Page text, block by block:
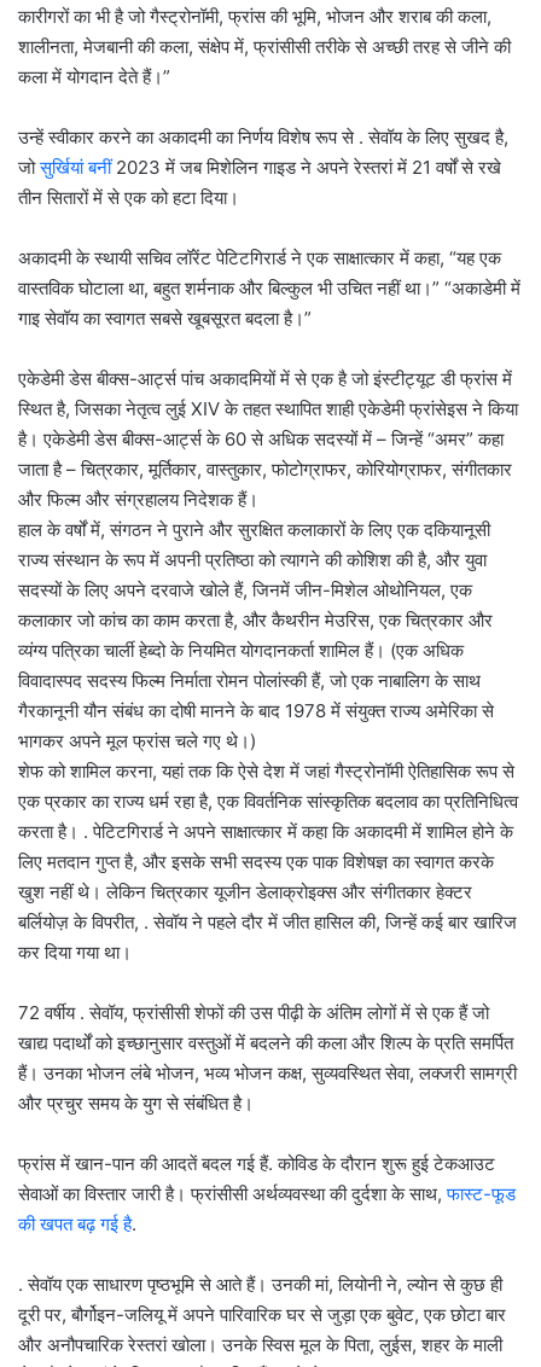
कारीगरों का भी है जो गैस्ट्रोनॉमी, फ्रांस की भूमि, भोजन और शराब की कला,
शालीनता, मेजबानी की कला, संक्षेप में, फ्रांसीसी तरीके से अच्छी तरह से जीने की
कला में योगदान देते हैं।”
उन्हें स्वीकार करने का अकादमी का निर्णय विशेष रूप से . सेवॉय के लिए सुखद है,
जोसुर्खियां बनीं2023 में जब मिशेलिन गाइड ने अपने रेस्तरां में 21 वर्षों से रखे
तीन सितारों में से एक को हटा दिया।
अकादमी के स्थायी सचिव लॉरेंट पेटिटगिरार्ड ने एक साक्षात्कार में कहा, “यह एक
वास्तविक घोटाला था, बहुत शर्मनाक और बिल्कुल भी उचित नहीं था।” “अकाडेमी में
गाइ सेवॉय का स्वागत सबसे खूबसूरत बदला है।”
एकेडेमी डेस बीक्स-आर्ट्स पांच अकादमियों में से एक है जो इंस्टीट्यूट डी फ्रांस में
स्थित है, जिसका नेतृत्व लुई XIV के तहत स्थापित शाही एकेडेमी फ्रांसेइस ने किया
है। एकेडेमी डेस बीक्स-आर्ट्स के 60 से अधिक सदस्यों में – जिन्हें “अमर” कहा
जाता है – चित्रकार, मूर्तिकार, वास्तुकार, फोटोग्राफर, कोरियोग्राफर, संगीतकार
और फिल्म और संग्रहालय निदेशक हैं।
हाल के वर्षों में, संगठन ने पुराने और सुरक्षित कलाकारों के लिए एक दकियानूसी
राज्य संस्थान के रूप में अपनी प्रतिष्ठा को त्यागने की कोशिश की है, और युवा
सदस्यों के लिए अपने दरवाजे खोले हैं, जिनमें जीन-मिशेल ओथोनियल, एक
कलाकार जो कांच का काम करता है, और कैथरीन मेउरिस, एक चित्रकार और
व्यंग्य पत्रिका चार्ली हेब्दो के नियमित योगदानकर्ता शामिल हैं। (एक अधिक
विवादास्पद सदस्य फिल्म निर्माता रोमन पोलांस्की हैं, जो एक नाबालिग के साथ
गैरकानूनी यौन संबंध का दोषी मानने के बाद 1978 में संयुक्त राज्य अमेरिका से
भागकर अपने मूल फ्रांस चले गए थे।)
शेफ को शामिल करना, यहां तक ​​​​कि ऐसे देश में जहां गैस्ट्रोनॉमी ऐतिहासिक रूप से
एक प्रकार का राज्य धर्म रहा है, एक विवर्तनिक सांस्कृतिक बदलाव का प्रतिनिधित्व
करता है। . पेटिटगिरार्ड ने अपने साक्षात्कार में कहा कि अकादमी में शामिल होने के
लिए मतदान गुप्त है, और इसके सभी सदस्य एक पाक विशेषज्ञ का स्वागत करके
खुश नहीं थे। लेकिन चित्रकार यूजीन डेलाक्रोइक्स और संगीतकार हेक्टर
बर्लियोज़ के विपरीत, . सेवॉय ने पहले दौर में जीत हासिल की, जिन्हें कई बार खारिज
कर दिया गया था।
72 वर्षीय . सेवॉय, फ्रांसीसी शेफों की उस पीढ़ी के अंतिम लोगों में से एक हैं जो
खाद्य पदार्थों को इच्छानुसार वस्तुओं में बदलने की कला और शिल्प के प्रति समर्पित
हैं। उनका भोजन लंबे भोजन, भव्य भोजन कक्ष, सुव्यवस्थित सेवा, लक्जरी सामग्री
और प्रचुर समय के युग से संबंधित है।
फ्रांस में खान-पान की आदतें बदल गई हैं. कोविड के दौरान शुरू हुई टेकआउट
सेवाओं का विस्तार जारी है। फ्रांसीसी अर्थव्यवस्था की दुर्दशा के साथ,फास्ट-फूड
की खपत बढ़ गई है.
. सेवॉय एक साधारण पृष्ठभूमि से आते हैं। उनकी मां, लियोनी ने, ल्योन से कुछ ही
दूरी पर, बौर्गोइन-जलियू में अपने पारिवारिक घर से जुड़ा एक बुवेट, एक छोटा बार
और अनौपचारिक रेस्तरां खोला। उनके स्विस मूल के पिता, लुईस, शहर के माली